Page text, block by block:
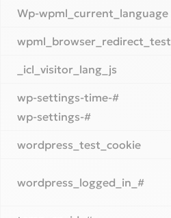
Wp-wpml_current_language
wpml_browser_redirect_test
_icl_visitor_lang_js
wp-settings-time-#
wp-settings-#
wordpress_test_cookie
wordpress_logged_in_#